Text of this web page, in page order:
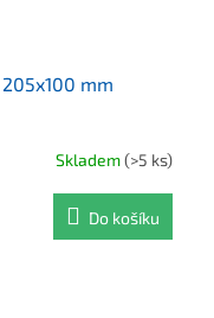
205x100 mm
Skladem(>5 ks)
Do košíku